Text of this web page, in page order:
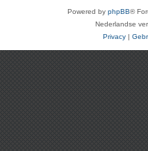
Powered by phpBB®
Nederlandse
Privacy |